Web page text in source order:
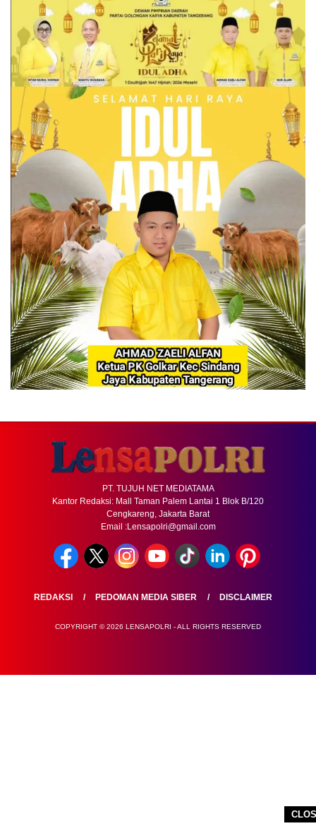
PT. TUJUH NET MEDIATAMA
Kantor Redaksi: Mall Taman Palem Lantai 1 Blok B/120
Cengkareng, Jakarta Barat
Email :Lensapolri@gmail.com
REDAKSI PEDOMAN MEDIA SIBER DISCLAIMER
COPYRIGHT © 2026 LENSAPOLRI - ALL RIGHTS RESERVED